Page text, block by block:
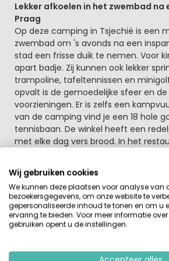
Lekker afkoelen in het zwembad na
Praag
Op deze camping in Tsjechië is een
zwembad om 's avonds na een
stad een frisse duik te nemen. Voor
apart badje. Zij kunnen ook lekker
trampoline, tafeltennissen en
opvalt is de gemoedelijke sfeer en
voorzieningen. Er is zelfs een
van de camping vind je een 18 hole
tennisbaan. De winkel heeft een
met elke dag vers brood. In het
buiten kunt zitten. Het sanitair is
invalidentoilet en -douche in
hele camping is er WIFI.
Aan de balie van de camping kun je
stadsplattegronden en kaartjes voor
Behalve het mooie zwembad is er
Wij gebruiken cookies
We kunnen deze plaatsen voor analyse van
bezoekersgegevens, om onze website te
gepersonaliseerde inhoud te tonen en om u
ervaring te bieden. Voor meer informatie
gebruiken opent u de instellingen.